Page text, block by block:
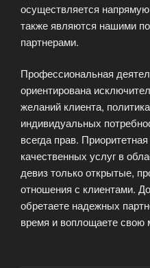
осуществляется
также являются нашими
партнерами.
Профессиональная
ориентирована
желаний клиента,
индивидуальных
всегда прав.
качественных услуг в
девиз только открытые,
отношения с клиентами.
обретаете надежных
время и воплощаете свою